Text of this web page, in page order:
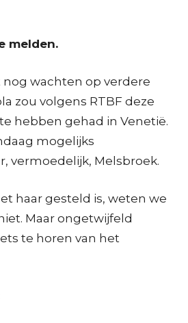
melden.
wachten op verdere
zou volgens RTBF deze
hebben gehad in Venetië.
mogelijks
vermoedelijk, Melsbroek.
haar gesteld is, weten we
Maar ongetwijfeld
te horen van het